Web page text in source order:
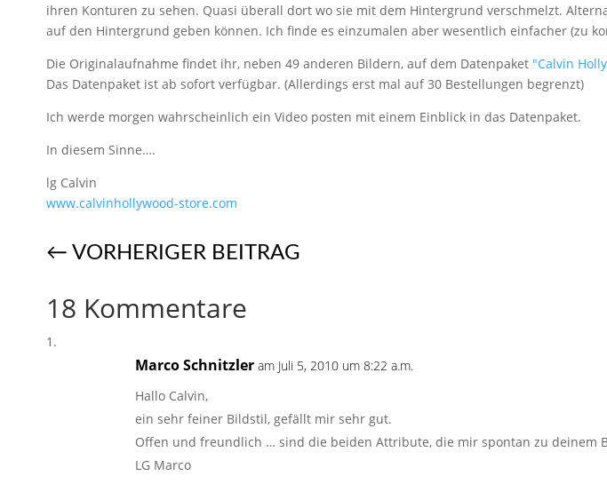
ihren Konturen zu sehen. Quasi überall dort wo sie mit dem Hintergrund verschmelzt.
auf den Hintergrund geben können. Ich finde es einzumalen aber wesentlich einfacher (zu
Die Originalaufnahme findet ihr, neben 49 anderen Bildern, auf dem Datenpaket "Calvin
Das Datenpaket ist ab sofort verfügbar. (Allerdings erst mal auf 30 Bestellungen begrenzt)
Ich werde morgen wahrscheinlich ein Video posten mit einem Einblick in das Datenpaket.
In diesem Sinne….
lg Calvin
www.calvinhollywood-store.com
← VORHERIGER BEITRAG
18 Kommentare
Marco Schnitzler am Juli 5, 2010 um 8:22 a.m.
Hallo Calvin,
ein sehr feiner Bildstil, gefällt mir sehr gut.
Offen und freundlich … sind die beiden Attribute, die mir spontan zu deinem
LG Marco